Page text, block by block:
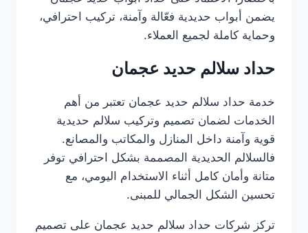
يضمن أبواب حديدية فعّالة وآمنة، تركيب احترافي،
وحماية كاملة لجميع العملاء.
حداد سلالم حديد عجمان
خدمة حداد سلالم حديد عجمان تعتبر من أهم
الخدمات لضمان تصميم وتركيب سلالم حديدية
قوية وآمنة داخل المنازل والمكاتب والمصانع.
فالسلالم الحديدية المصممة بشكل احترافي توفر
متانة وأمان كامل أثناء الاستخدام اليومي، مع
تحسين الشكل الجمالي للمبنى.
تركز شركات حداد سلالم حديد عجمان على تصميم